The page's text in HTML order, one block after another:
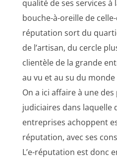
qualité de ses services à
bouche-à-oreille de
réputation sort du
de l’artisan, du cercle
clientèle de la grande
au vu et au su du
On a ici affaire à une
judiciaires dans laquelle
entreprises achoppent
réputation, avec ses
L’e-réputation est donc